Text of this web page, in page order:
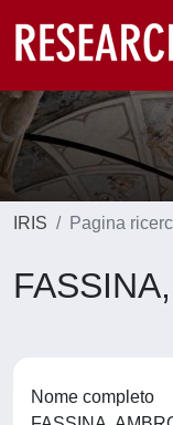
IRIS Pagina
Nome completo